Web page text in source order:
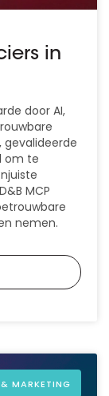
in
door AI,
om te
MCP
nemen.
MARKETING